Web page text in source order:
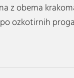
z obema
ozkotirnih